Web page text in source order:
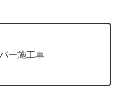
次回も当店をご利用く
ー施工車